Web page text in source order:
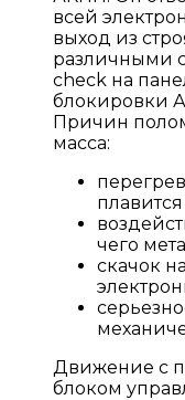
всей
выход из
различными
check на
блокировки
Причин
масса:
чего
скачок
Движение с
блоком